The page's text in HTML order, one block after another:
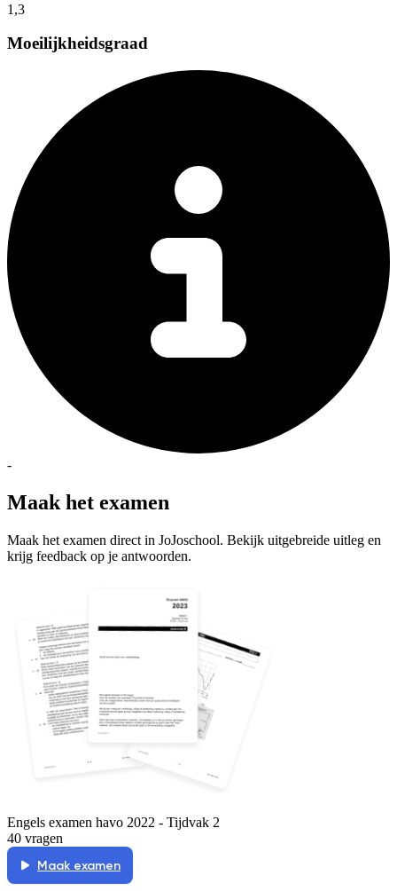
1,3
Moeilijkheidsgraad
-
Maak het examen
Maak het examen direct in JoJoschool. Bekijk uitgebreide uitleg en
krijg feedback op je antwoorden.
Engels examen havo 2022 - Tijdvak 2
40 vragen
Maak examen